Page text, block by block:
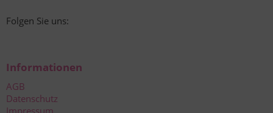
Folgen Sie uns:
Informationen
AGB
Datenschutz
Impressum